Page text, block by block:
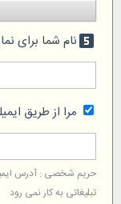
looks_5نام شما برای
مرا از طریق
حریم شخصی : آدرس
تبلیغاتی به کار نمی رود